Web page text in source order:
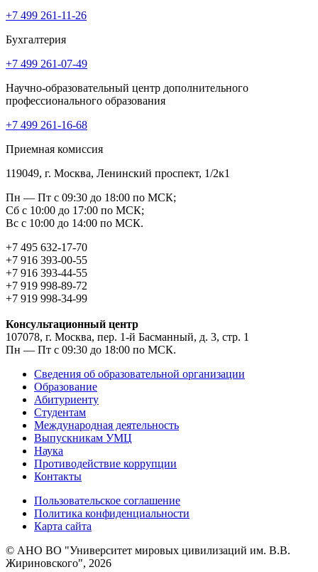
+7 499 261-11-26
Бухгалтерия
+7 499 261-07-49
Научно-образовательный центр дополнительного
профессионального образования
+7 499 261-16-68
Приемная комиссия
119049, г. Москва, Ленинский проспект, 1/2к1
Пн — Пт с 09:30 до 18:00 по МСК;
Сб с 10:00 до 17:00 по МСК;
Вс с 10:00 до 14:00 по МСК.
+7 495 632-17-70
+7 916 393-00-55
+7 916 393-44-55
+7 919 998-89-72
+7 919 998-34-99
Консультационный центр
107078, г. Москва, пер. 1-й Басманный, д. 3, стр. 1
Пн — Пт с 09:30 до 18:00 по МСК.
Сведения об образовательной организации
Образование
Абитуриенту
Студентам
Международная деятельность
Выпускникам УМЦ
Наука
Противодействие коррупции
Контакты
Пользовательское соглашение
Политика конфиденциальности
Карта сайта
© АНО ВО "Университет мировых цивилизаций им. В.В.
Жириновского", 2026